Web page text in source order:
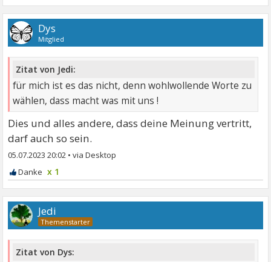
Dys
Mitglied
Zitat von Jedi:
für mich ist es das nicht, denn wohlwollende Worte zu
wählen, dass macht was mit uns !
Dies und alles andere, dass deine Meinung vertritt,
darf auch so sein.
05.07.2023 20:02 •
x 1
Jedi
Zitat von Dys: